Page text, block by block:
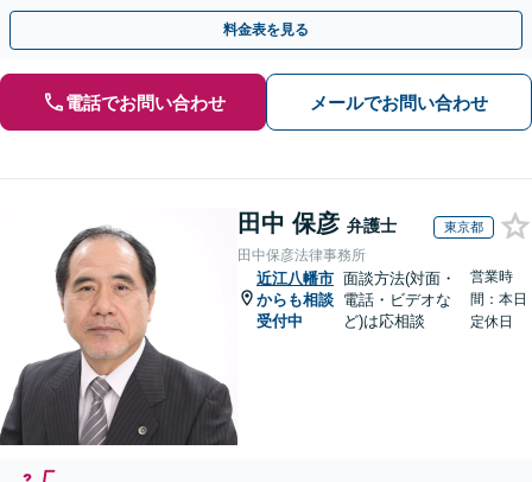
度ご相談ください【休日・夜間相談可】
料金表を見る
電話でお問い合わせ メールでお問い合わせ
田中 保彦 弁護士 東京都
田中保彦法律事務所
近江八幡市
からも相談
受付中
面談方法(対面・
電話・ビデオな
ど)は応相談
営業時
間：本日
定休日